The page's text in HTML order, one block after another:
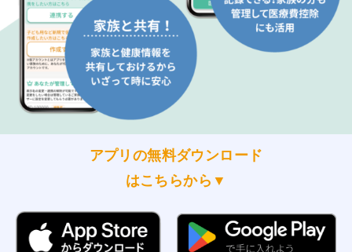
アプリの無料ダウンロード
はこちらから▼